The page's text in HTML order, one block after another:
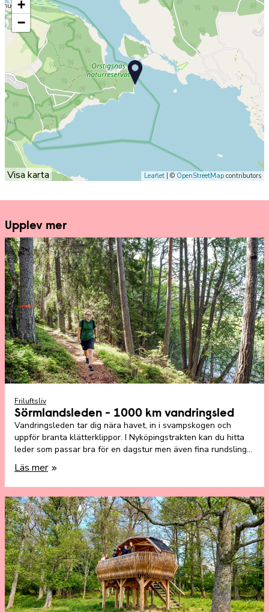
+
−
Leaflet | © OpenStreetMap contributors
Visa karta
Upplev mer
Friluftsliv
Sörmlandsleden - 1000 km vandringsled
Vandringsleden tar dig nära havet, in i svampskogen och
uppför branta klätterklippor. I Nyköpingstrakten kan du hitta
leder som passar bra för en dagstur men även fina rundslingor
på cirka en mil.
Läs mer